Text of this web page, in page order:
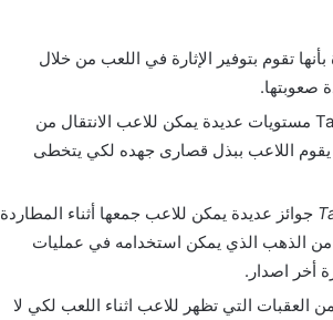
تقوم بتوفير الإثارة في اللعب من خلال
صعوبتها.
تمتلك لعبة Talking Tom Gold Run Mod مستويات عديدة يمكن للاعب الانتقال من
يقوم اللاعب ببذل قصارى جهده لكي يتخطى
جوائز عديدة يمكن للاعب جمعها أثناء المطاردة
الذهب الذي يمكن استخدامه في عمليات
التي تظهر للاعب اثناء اللعب لكي لا